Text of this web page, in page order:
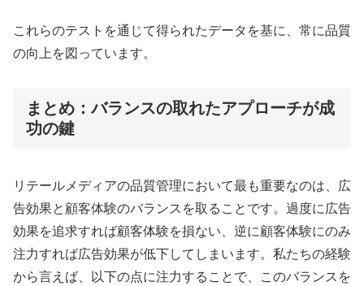
これらのテストを通じて得られたデータを基に、常に品質
の向上を図っています。
まとめ：バランスの取れたアプローチが成
功の鍵
リテールメディアの品質管理において最も重要なのは、広
告効果と顧客体験のバランスを取ることです。過度に広告
効果を追求すれば顧客体験を損ない、逆に顧客体験にのみ
注力すれば広告効果が低下してしまいます。私たちの経験
から言えば、以下の点に注力することで、このバランスを